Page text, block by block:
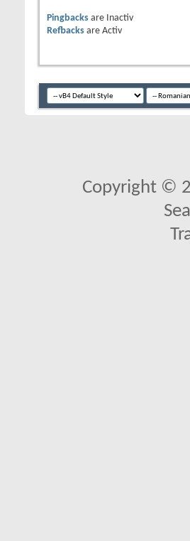
Pingbacks are
Inactiv
Refbacks are Activ
Copyright ©